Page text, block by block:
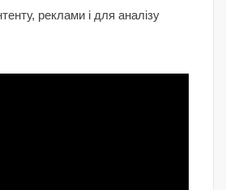
реклами і для аналізу